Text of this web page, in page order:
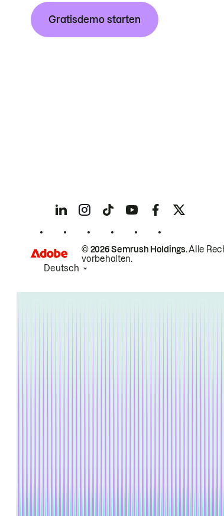
Gratisdemo starten
© 2026 Semrush Holdings.Alle
vorbehalten.
Deutsch